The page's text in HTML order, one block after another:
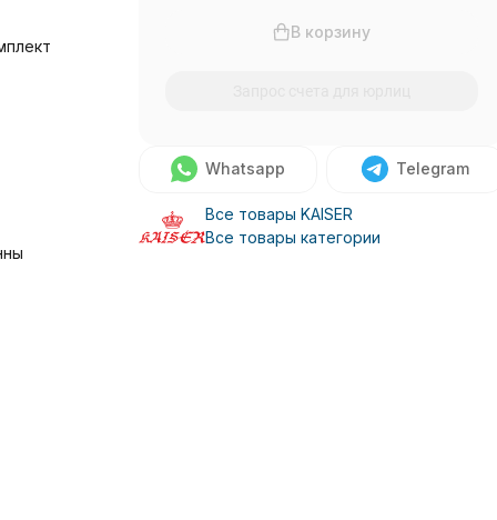
В корзину
Whatsapp Telegram
Все товары KAISER
Все товары категории